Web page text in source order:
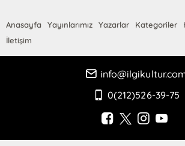
Anasayfa Yayınlarımız Yazarlar Kategoriler
İletişim
0(212)526-39-75